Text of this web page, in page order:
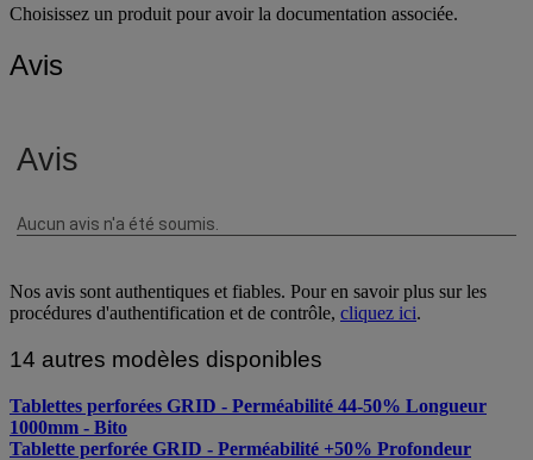
Choisissez un produit pour avoir la documentation associée.
Avis
Nos avis sont authentiques et fiables. Pour en savoir plus sur les
procédures d'authentification et de contrôle, cliquez ici.
14 autres modèles disponibles
Tablettes perforées GRID - Perméabilité 44-50% Longueur
1000mm - Bito
Tablette perforée GRID - Perméabilité +50% Profondeur